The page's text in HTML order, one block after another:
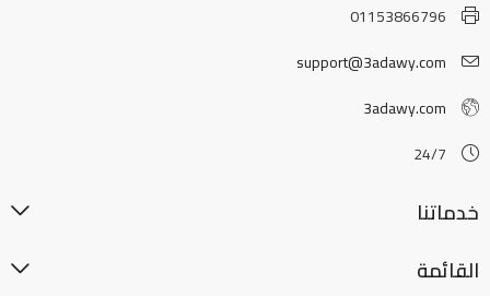
01153866796
support@3adawy.com
3adawy.com
24/7
خدماتنا
القائمة